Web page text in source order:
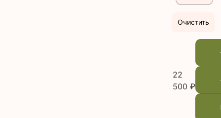
Очистить
22
500 ₽